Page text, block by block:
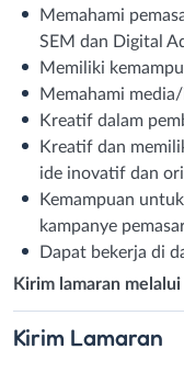
Memahami
SEM dan Digital
Memiliki
Memahami
Kreatif dalam
Kreatif dan
ide inovatif dan
Kemampuan
kampanye
Dapat bekerja di
Kirim lamaran
Kirim Lamaran